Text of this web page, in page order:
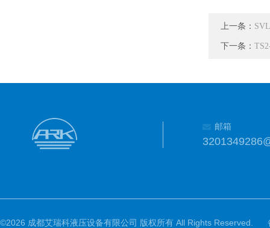
上一条：
下一条：
邮箱
©2026 成都艾瑞科液压设备有限公司 版权所有 All Rights Reserved.